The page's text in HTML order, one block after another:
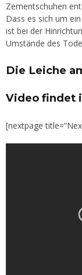
Zementschuhen
Dass es sich um
ist bei der
Umstände des
Die Leiche
Video findet
[nextpage